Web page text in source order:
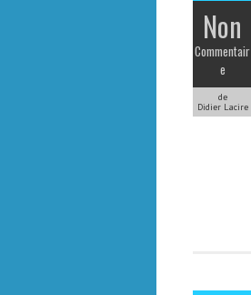
Non
Commentair
e
de
Didier Lacire